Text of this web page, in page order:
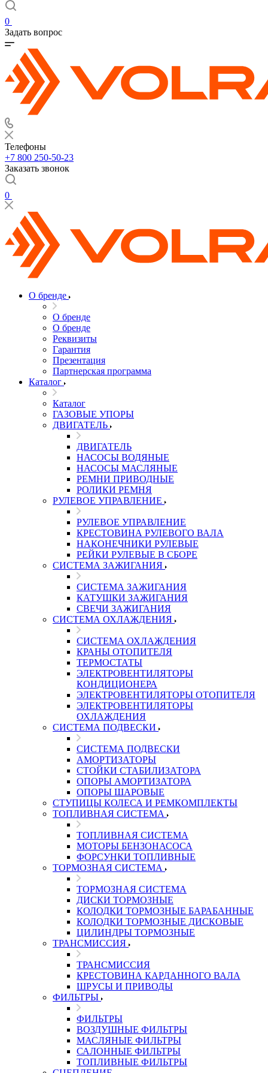
0
Задать вопрос
Телефоны
+7 800 250-50-23
Заказать звонок
0
О бренде
О бренде
О бренде
Реквизиты
Гарантия
Презентация
Партнерская программа
Каталог
Каталог
ГАЗОВЫЕ УПОРЫ
ДВИГАТЕЛЬ
ДВИГАТЕЛЬ
НАСОСЫ ВОДЯНЫЕ
НАСОСЫ МАСЛЯНЫЕ
РЕМНИ ПРИВОДНЫЕ
РОЛИКИ РЕМНЯ
РУЛЕВОЕ УПРАВЛЕНИЕ
РУЛЕВОЕ УПРАВЛЕНИЕ
КРЕСТОВИНА РУЛЕВОГО ВАЛА
НАКОНЕЧНИКИ РУЛЕВЫЕ
РЕЙКИ РУЛЕВЫЕ В СБОРЕ
СИСТЕМА ЗАЖИГАНИЯ
СИСТЕМА ЗАЖИГАНИЯ
КАТУШКИ ЗАЖИГАНИЯ
СВЕЧИ ЗАЖИГАНИЯ
СИСТЕМА ОХЛАЖДЕНИЯ
СИСТЕМА ОХЛАЖДЕНИЯ
КРАНЫ ОТОПИТЕЛЯ
ТЕРМОСТАТЫ
ЭЛЕКТРОВЕНТИЛЯТОРЫ
КОНДИЦИОНЕРА
ЭЛЕКТРОВЕНТИЛЯТОРЫ ОТОПИТЕЛЯ
ЭЛЕКТРОВЕНТИЛЯТОРЫ
ОХЛАЖДЕНИЯ
СИСТЕМА ПОДВЕСКИ
СИСТЕМА ПОДВЕСКИ
АМОРТИЗАТОРЫ
СТОЙКИ СТАБИЛИЗАТОРА
ОПОРЫ АМОРТИЗАТОРА
ОПОРЫ ШАРОВЫЕ
СТУПИЦЫ КОЛЕСА И РЕМКОМПЛЕКТЫ
ТОПЛИВНАЯ СИСТЕМА
ТОПЛИВНАЯ СИСТЕМА
МОТОРЫ БЕНЗОНАСОСА
ФОРСУНКИ ТОПЛИВНЫЕ
ТОРМОЗНАЯ СИСТЕМА
ТОРМОЗНАЯ СИСТЕМА
ДИСКИ ТОРМОЗНЫЕ
КОЛОДКИ ТОРМОЗНЫЕ БАРАБАННЫЕ
КОЛОДКИ ТОРМОЗНЫЕ ДИСКОВЫЕ
ЦИЛИНДРЫ ТОРМОЗНЫЕ
ТРАНСМИССИЯ
ТРАНСМИССИЯ
КРЕСТОВИНА КАРДАННОГО ВАЛА
ШРУСЫ И ПРИВОДЫ
ФИЛЬТРЫ
ФИЛЬТРЫ
ВОЗДУШНЫЕ ФИЛЬТРЫ
МАСЛЯНЫЕ ФИЛЬТРЫ
САЛОННЫЕ ФИЛЬТРЫ
ТОПЛИВНЫЕ ФИЛЬТРЫ